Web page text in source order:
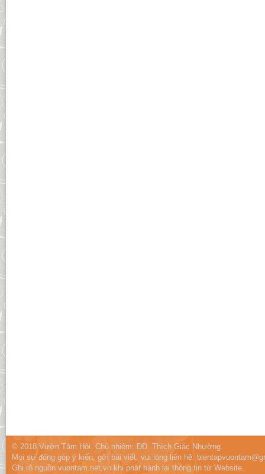
© 2018 Vườn Tâm Hội. Chủ nhiệm: ĐĐ. Thích Giác Nhường.
Mọi sự đóng góp ý kiến, gởi bài viết, vui lòng liên hệ:
Ghi rõ nguồn vuontam.net.vn khi phát hành lại thông tin từ Website.